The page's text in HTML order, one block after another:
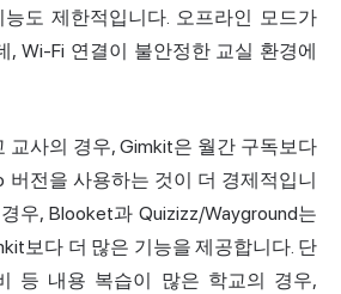
도 제한적입니다. 오프라인 모드가
, Wi-Fi 연결이 불안정한 교실 환경에
교사의 경우, Gimkit은 월간 구독보다
버전을 사용하는 것이 더 경제적입니
우, Blooket과 Quizizz/Wayground는
보다 더 많은 기능을 제공합니다. 단
등 내용 복습이 많은 학교의 경우,